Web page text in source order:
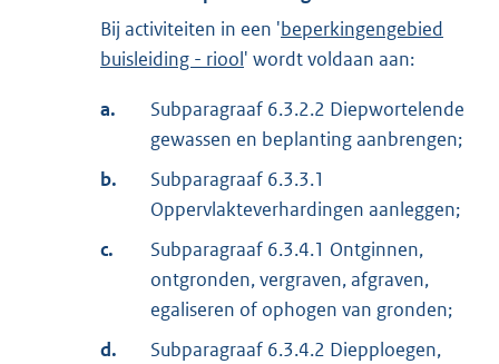
Bij activiteiten in een 'beperkingengebied
buisleiding - riool' wordt voldaan aan:
a.
Subparagraaf 6.3.2.2 Diepwortelende
gewassen en beplanting aanbrengen;
b.
Subparagraaf 6.3.3.1
Oppervlakteverhardingen aanleggen;
c.
Subparagraaf 6.3.4.1 Ontginnen,
ontgronden, vergraven, afgraven,
egaliseren of ophogen van gronden;
d.
Subparagraaf 6.3.4.2 Diepploegen,